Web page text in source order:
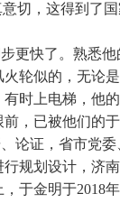
切，这得到了
更快了。熟悉
轮似的，无论
时上电梯，他
，已被他们的于
论证，省市党
规划设计，济
于金明于2018